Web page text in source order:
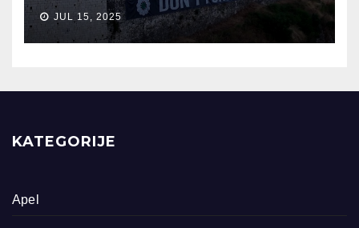
JUL 15, 2025
KATEGORIJE
Apel